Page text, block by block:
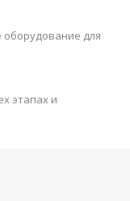
для
этапах и